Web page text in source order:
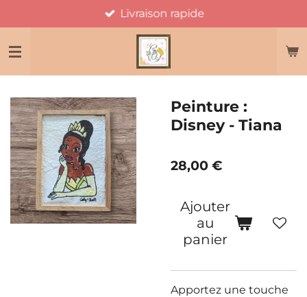
au
contenu
Livraison rapide
Peinture :
Disney - Tiana
28,00 €
Ajouter
au
panier
Apportez une touche